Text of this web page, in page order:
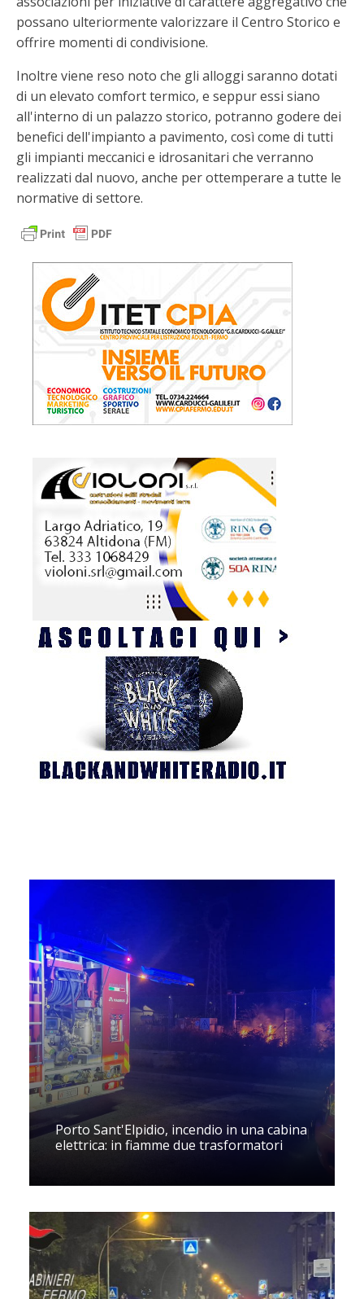
possano ulteriormente valorizzare il Centro Storico e
offrire momenti di condivisione.
Inoltre viene reso noto che gli alloggi saranno dotati
di un elevato comfort termico, e seppur essi siano
all'interno di un palazzo storico, potranno godere dei
benefici dell'impianto a pavimento, così come di tutti
gli impianti meccanici e idrosanitari che verranno
realizzati dal nuovo, anche per ottemperare a tutte le
normative di settore.
Porto Sant'Elpidio, incendio in una cabina
elettrica: in fiamme due trasformatori